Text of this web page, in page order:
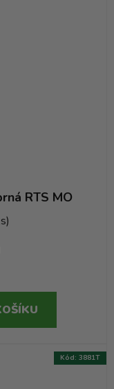
RTS MO
Kód: 3881T